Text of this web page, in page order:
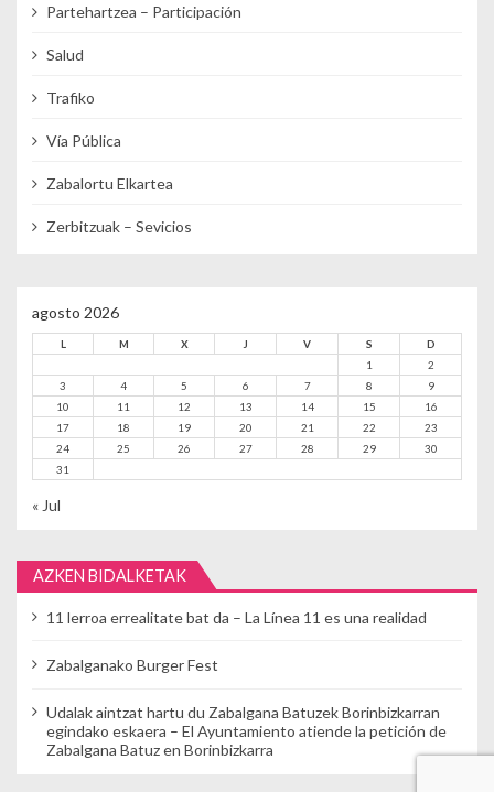
Partehartzea – Participación
Salud
Trafiko
Vía Pública
Zabalortu Elkartea
Zerbitzuak – Sevicios
agosto 2026
L M X J V S
D
1
2
3
4 5 6 7 8
9
10
11 12 13 14 15
16
17
18 19 20 21 22
23
24
25 26 27 28 29
30
31
« Jul
AZKEN BIDALKETAK
11 lerroa errealitate bat da – La Línea 11 es una realidad
Zabalganako Burger Fest
Udalak aintzat hartu du Zabalgana Batuzek Borinbizkarran
egindako eskaera – El Ayuntamiento atiende la petición de
Zabalgana Batuz en Borinbizkarra